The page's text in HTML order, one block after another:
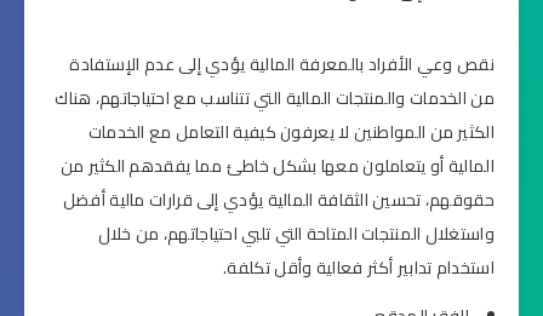
نقص وعي الأفراد بالمعرفة المالية يؤدي إلى عدم الإستفادة
من الخدمات والمنتجات المالية التي تتناسب مع احتياجاتهم، هناك
الكثير من المواطنين لا يعرفون كيفية التعامل مع الخدمات
المالية أو يتعاملون معها بشكل خاطئ مما يفقدهم الكثير من
حقوقهم، تحسين الثقافة المالية يؤدي إلى قرارات مالية أفضل
واستغلال المنتجات المتاحة التي تلبي احتياجاتهم، من خلال
استخدام تدابير أكثر فعالية وأقل تكلفة.